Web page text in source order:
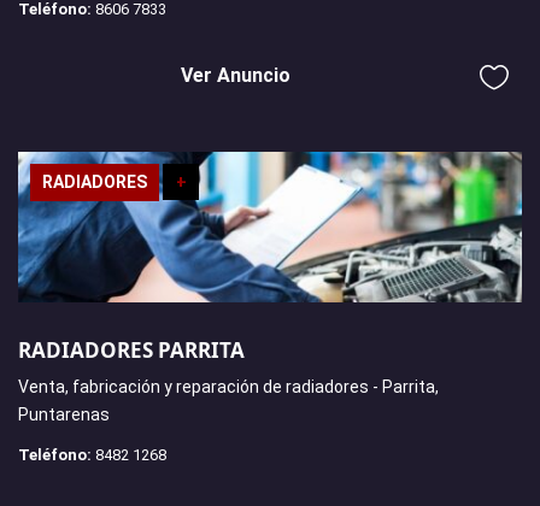
Teléfono: 8606 7833
Ver Anuncio
RADIADORES +
RADIADORES PARRITA
Venta, fabricación y reparación de radiadores - Parrita,
Puntarenas
Teléfono: 8482 1268